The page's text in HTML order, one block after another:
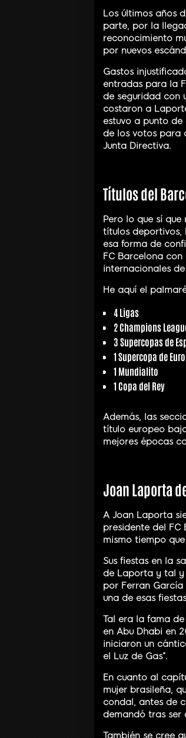
Los últimos años
parte, por la
reconocimiento
por nuevos
Gastos
entradas para la
de seguridad con
costaron a
estuvo a punto
de los votos para
Junta Directiva.
Títulos del
Pero lo que sí
títulos deportivos,
esa forma de
FC Barcelona
internacionales
He aquí el
4 Ligas
2 Champions
3 Supercopas de
1 Supercopa de
1 Mundialito
1 Copa del Rey
Además, las
título europeo
mejores épocas
Joan Laporta
A Joan Laporta
presidente del
mismo tiempo
Sus fiestas en la
de Laporta y tal y
por Ferran
una de esas
Tal era la fama
en Abu Dhabi en
iniciaron un
el Luz de Gas”.
En cuanto al
mujer brasileña,
condal, antes de
demandó tras ser
También se cree